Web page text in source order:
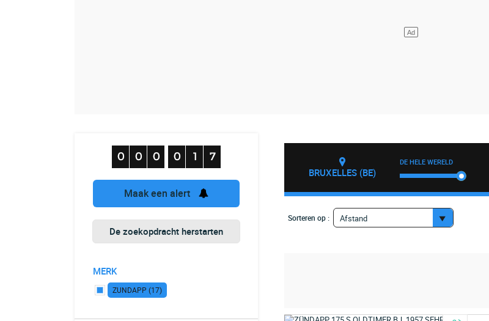
Maak een alert
De zoekopdracht herstarten
MERK
ZUNDAPP (17)
BRUXELLES (BE)
DE HELE WERELD
Sorteren op : Afstand